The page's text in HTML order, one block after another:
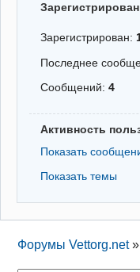
Зарегистрирован:
Последнее
Сообщений:4
Активность
Показать
Показать темы
Форумы Vettorg.net »